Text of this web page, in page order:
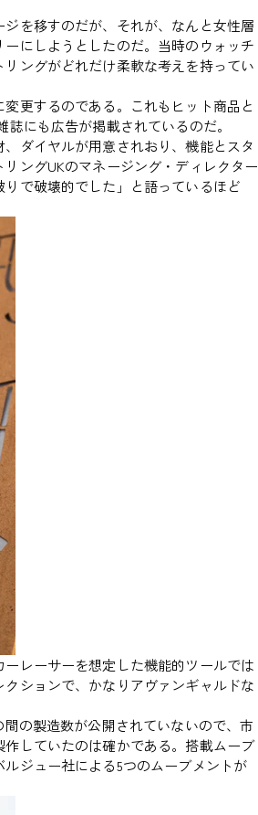
を移すのだが、それが、なんと女性層
にしようとしたのだ。当時のウォッチ
ングがどれだけ柔軟な考えを持ってい
更するのである。これもヒット商品と
にも広告が掲載されているのだ。
ダイヤルが用意されおり、機能とスタ
ングUKのマネージング・ディレクター
で破壊的でした」と語っているほど
レーサーを想定した機能的ツールでは
ションで、かなりアヴァンギャルドな
の製造数が公開されていないので、市
していたのは確かである。搭載ムーブ
ジュー社による5つのムーブメントが